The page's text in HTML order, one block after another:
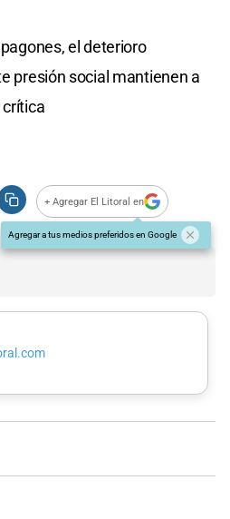
el deterioro
presión social mantienen a
crítica
+ Agregar El Litoral en
Agregar a tus medios preferidos en Google